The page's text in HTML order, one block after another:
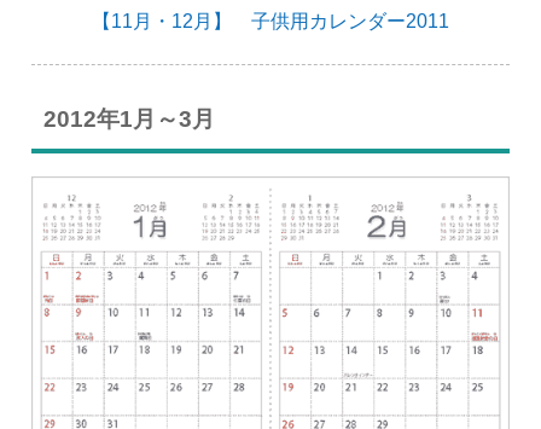
【11月・12月】 子供用カレンダー2011
2012年1月～3月